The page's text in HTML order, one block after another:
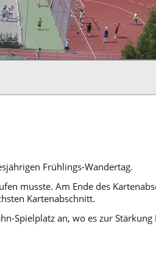
Frühlings-Wandertag.
musste. Am Ende des
Kartenabschnitt.
Spielplatz an, wo es zur Stärkung